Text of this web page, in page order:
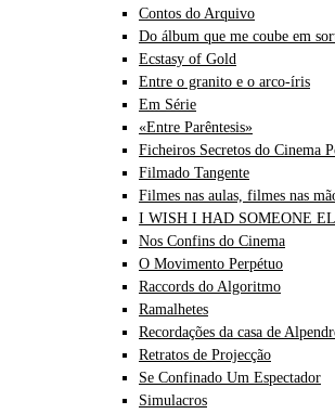
Contos do Arquivo
Do álbum que me coube em
Ecstasy of Gold
Entre o granito e o arco-íris
Em Série
«Entre Parêntesis»
Ficheiros Secretos do Cinema
Filmado Tangente
Filmes nas aulas, filmes nas
I WISH I HAD SOMEONE
Nos Confins do Cinema
O Movimento Perpétuo
Raccords do Algoritmo
Ramalhetes
Recordações da casa de
Retratos de Projecção
Se Confinado Um Espectador
Simulacros